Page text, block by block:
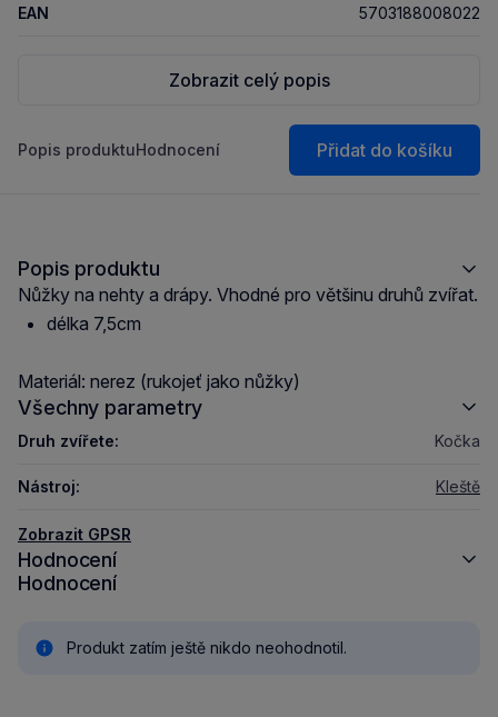
EAN 5703188008022
Zobrazit celý popis
Popis produktuHodnocení Přidat do košíku
Popis produktu
Nůžky na nehty a drápy. Vhodné pro většinu druhů zvířat.
délka 7,5cm
Materiál: nerez (rukojeť jako nůžky)
Všechny parametry
Druh zvířete: Kočka
Nástroj: Kleště
Zobrazit GPSR
Hodnocení
Hodnocení
Produkt zatím ještě nikdo neohodnotil.